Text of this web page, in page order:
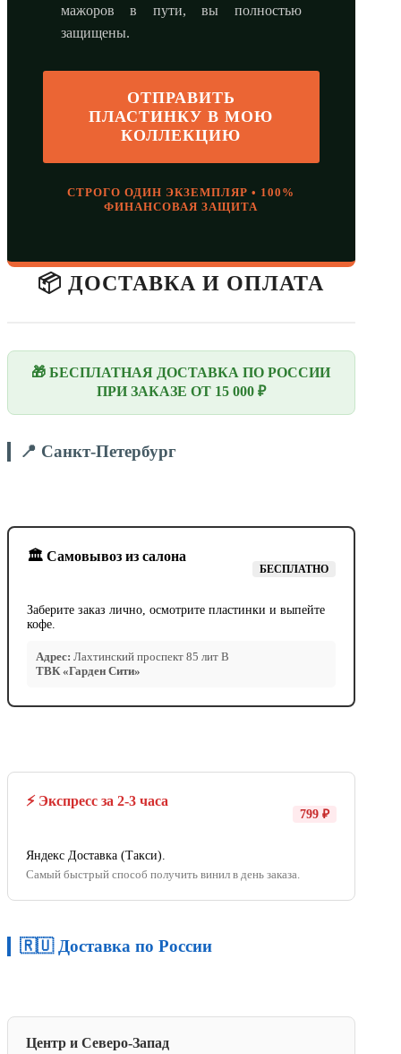
мажоров в пути, вы полностью
защищены.
ОТПРАВИТЬ
ПЛАСТИНКУ В МОЮ
КОЛЛЕКЦИЮ
СТРОГО ОДИН ЭКЗЕМПЛЯР • 100%
ФИНАНСОВАЯ ЗАЩИТА
📦 ДОСТАВКА И ОПЛАТА
🎁 БЕСПЛАТНАЯ ДОСТАВКА ПО РОССИИ
ПРИ ЗАКАЗЕ ОТ 15 000 ₽
📍 Санкт-Петербург
🏛️ Самовывоз из салона
БЕСПЛАТНО
Заберите заказ лично, осмотрите пластинки и выпейте
кофе.
Адрес: Лахтинский проспект 85 лит В
ТВК «Гарден Сити»
⚡ Экспресс за 2-3 часа
799 ₽
Яндекс Доставка (Такси).
Самый быстрый способ получить винил в день заказа.
🇷🇺 Доставка по России
Центр и Северо-Запад